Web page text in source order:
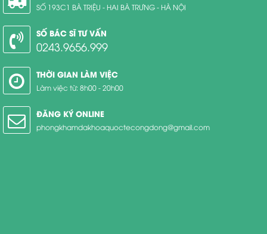
SỐ 193C1 BÀ TRIỆU - HAI BÀ TRƯNG - HÀ NỘI
SỐ BÁC SĨ TƯ VẤN
0243.9656.999
THỜI GIAN LÀM VIỆC
Làm việc từ: 8h00 - 20h00
ĐĂNG KÝ ONLINE
phongkhamdakhoaquoctecongdong@gmail.com